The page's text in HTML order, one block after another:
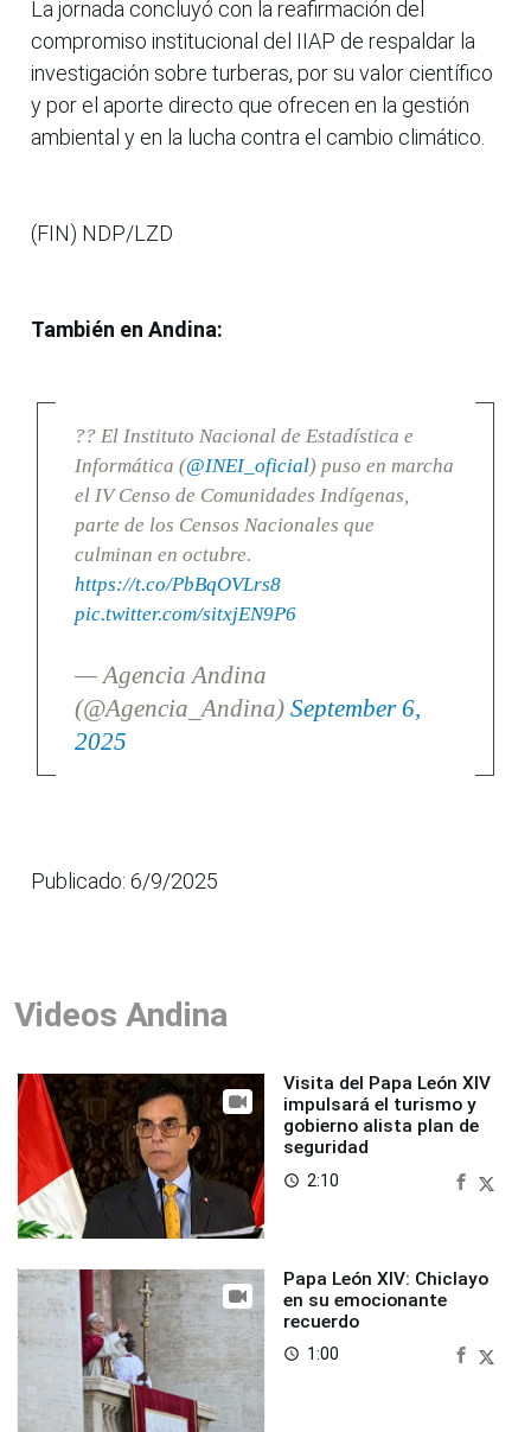
La jornada concluyó con la reafirmación del
compromiso institucional del IIAP de respaldar la
investigación sobre turberas, por su valor científico
y por el aporte directo que ofrecen en la gestión
ambiental y en la lucha contra el cambio climático.
(FIN) NDP/LZD
También en Andina:
?? El Instituto Nacional de Estadística e
Informática (@INEI_oficial) puso en marcha
el IV Censo de Comunidades Indígenas,
parte de los Censos Nacionales que
culminan en octubre.
https://t.co/PbBqOVLrs8
pic.twitter.com/sitxjEN9P6
— Agencia Andina
(@Agencia_Andina) September 6,
2025
Publicado: 6/9/2025
Videos Andina
Visita del Papa León XIV
impulsará el turismo y
gobierno alista plan de
seguridad
access_time 2:10
Papa León XIV: Chiclayo
en su emocionante
recuerdo
access_time 1:00